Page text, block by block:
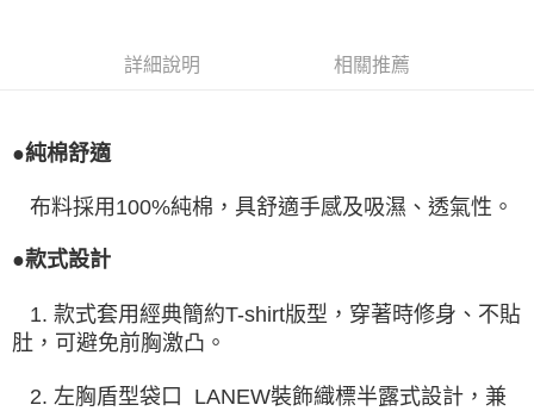
詳細說明 相關推薦
●純棉舒適
布料採用100%純棉，具舒適手感及吸濕、透氣性。
●款式設計
1. 款式套用經典簡約T-shirt版型，穿著時修身、不貼
肚，可避免前胸激凸。
2. 左胸盾型袋口 LANEW裝飾織標半露式設計，兼